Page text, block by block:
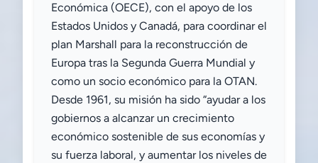
Económica (OECE), con el apoyo de los
Estados Unidos y Canadá, para coordinar el
plan Marshall para la reconstrucción de
Europa tras la Segunda Guerra Mundial y
como un socio económico para la OTAN.
Desde 1961, su misión ha sido “ayudar a los
gobiernos a alcanzar un crecimiento
económico sostenible de sus economías y
su fuerza laboral, y aumentar los niveles de